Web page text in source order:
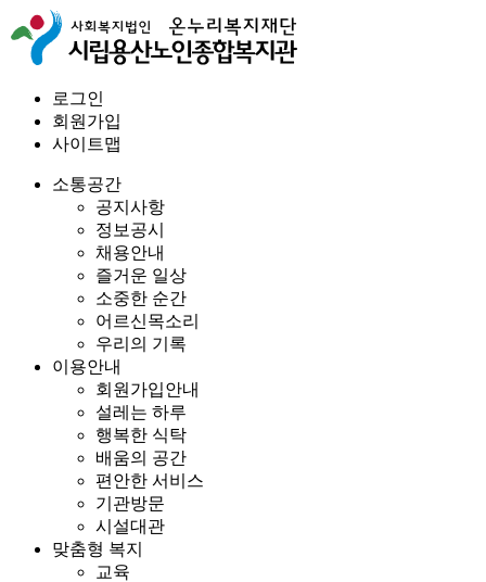
로그인
회원가입
사이트맵
소통공간
공지사항
정보공시
채용안내
즐거운 일상
소중한 순간
어르신목소리
우리의 기록
이용안내
회원가입안내
설레는 하루
행복한 식탁
배움의 공간
편안한 서비스
기관방문
시설대관
맞춤형 복지
교육